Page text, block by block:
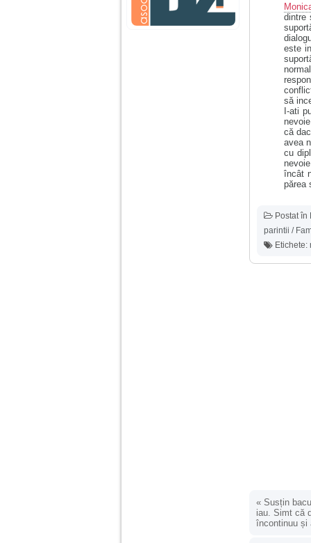
De 4 ani am o relatie
serioasa cu un barbat
dintre
este
să
I-ati
că
avea
cu
încât
părea
Postat în
parintii /
Etichete:
« Susțin
iau. Simt că
încontinuu și